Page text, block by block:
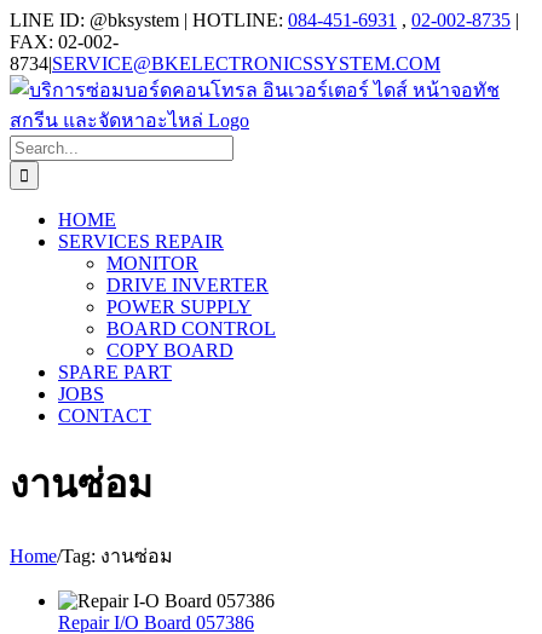
Skip
to
content
LINE ID: @bksystem | HOTLINE: 084-451-6931 , 02-002-8735 |
FAX: 02-002-
8734|SERVICE@BKELECTRONICSSYSTEM.COM
Search
for:
HOME
SERVICES REPAIR
MONITOR
DRIVE INVERTER
POWER SUPPLY
BOARD CONTROL
COPY BOARD
SPARE PART
JOBS
CONTACT
งานซ่อม
Home/Tag: งานซ่อม
Repair I/O Board 057386